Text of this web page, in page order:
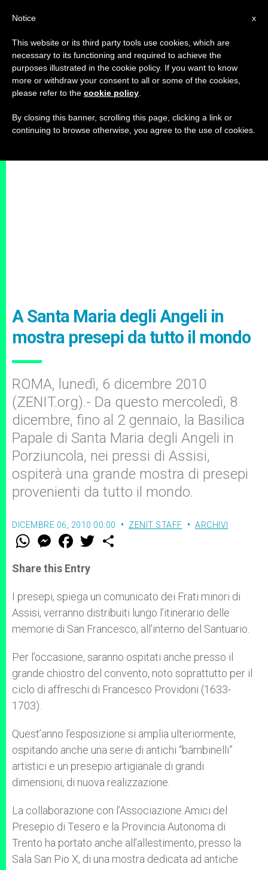
A Santa Maria degli Angeli in
mostra presepi da tutto il mondo
ROMA, lunedì, 6 dicembre 2010
(ZENIT.org).- Da questo mercoledì, 8
dicembre, fino al 2 gennaio, la Basilica
Papale di Santa Maria degli Angeli in
Porziuncola, nei pressi di Assisi,
ospiterà una grande mostra di presepi
provenienti da tutto il mondo.
DICEMBRE 06, 2010 00:00 ZENIT STAFF ARCHIVI
W
t
s
p
p
M
e
s
e
g
e
r
F
a
e
b
o
k
w
r
Share this Entry
I presepi, spiega un comunicato dei Frati minori di
Assisi, verranno distribuiti lungo l’itinerario delle
memorie di San Francesco, all’interno del Santuario.
Per l’occasione, saranno ospitati anche presso il
grande chiostro del convento, noto soprattutto per il
ciclo di affreschi di Francesco Providoni (1633-
1703).
Quest’anno l’esposizione si amplia ulteriormente,
ospitando anche una serie di antichi “bambinelli”
artistici e un presepio artigianale di grandi
dimensioni, di nuova realizzazione.
La collaborazione con l’Associazione Amici del
Presepio di Tesero e la Provincia Autonoma di
Trento ha portato anche all’allestimento, presso la
Sala San Pio X, di una mostra dedicata ad antiche
x
Notice
This website or its third party tools use cookies, which are
necessary to its functioning and required to achieve the
purposes illustrated in the cookie policy. If you want to know
more or withdraw your consent to all or some of the cookies,
please refer to the cookie policy
By closing this banner, scrolling this page, clicking a link or
continuing to browse otherwise, you agree to the use of cookies.